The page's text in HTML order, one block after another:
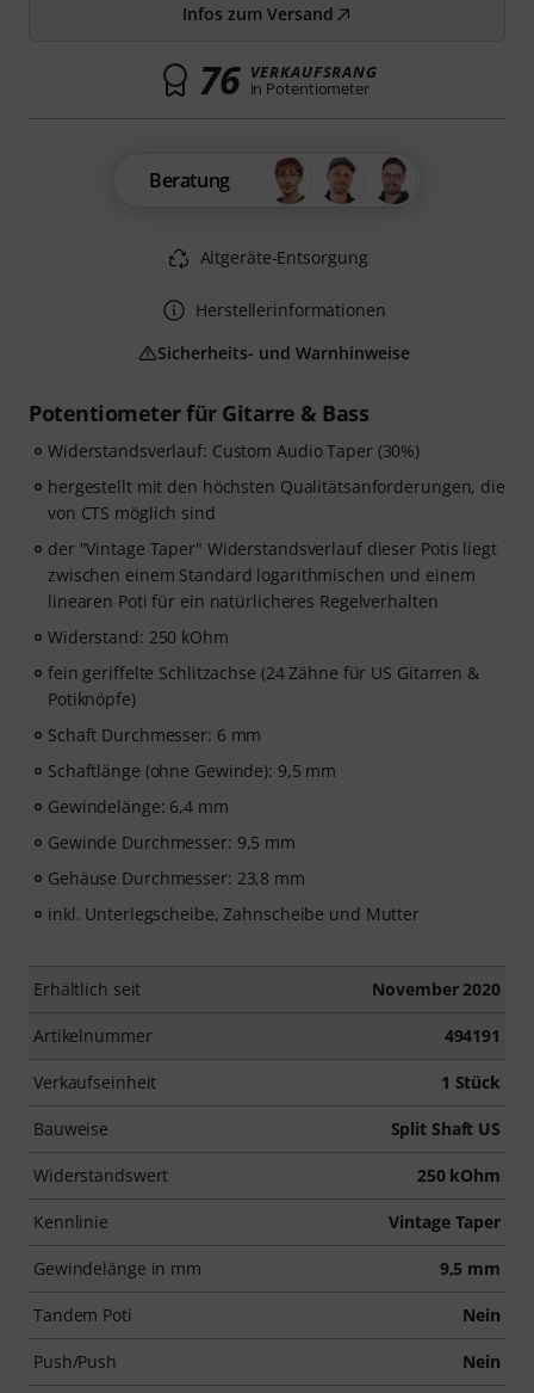
Potentiometer für Gitarre & Bass
Widerstandsverlauf: Custom Audio Taper (30%)
hergestellt mit den höchsten Qualitätsanforderungen, die
von CTS möglich sind
der "Vintage Taper" Widerstandsverlauf dieser Potis liegt
zwischen einem Standard logarithmischen und einem
linearen Poti für ein natürlicheres Regelverhalten
Widerstand: 250 kOhm
fein geriffelte Schlitzachse (24 Zähne für US Gitarren &
Potiknöpfe)
Schaft Durchmesser: 6 mm
Schaftlänge (ohne Gewinde): 9,5 mm
Gewindelänge: 6,4 mm
Gewinde Durchmesser: 9,5 mm
Gehäuse Durchmesser: 23,8 mm
inkl. Unterlegscheibe, Zahnscheibe und Mutter
Erhältlich seit November 2020
Artikelnummer 494191
Verkaufseinheit 1 Stück
Bauweise Split Shaft US
Widerstandswert 250 kOhm
Kennlinie Vintage Taper
Gewindelänge in mm 9,5 mm
Tandem Poti Nein
Push/Push Nein
Infos zum Versand
76 VERKAUFSRANG
in Potentiometer
Beratung
Altgeräte-Entsorgung
Herstellerinformationen
Sicherheits- und Warnhinweise